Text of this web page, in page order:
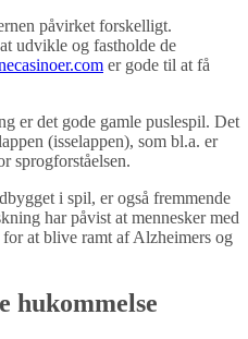
påvirket forskelligt.
udvikle og fastholde de
er gode til at få
er det gode gamle puslespil. Det
(isselappen), som bl.a. er
sprogforståelsen.
i spil, er også fremmende
har påvist at mennesker med
at blive ramt af Alzheimers og
hukommelse